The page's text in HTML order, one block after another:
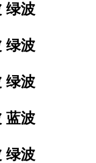
绿波
绿波
绿波
蓝波
绿波